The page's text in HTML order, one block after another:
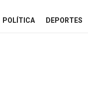
POLÍTICA DEPORTES